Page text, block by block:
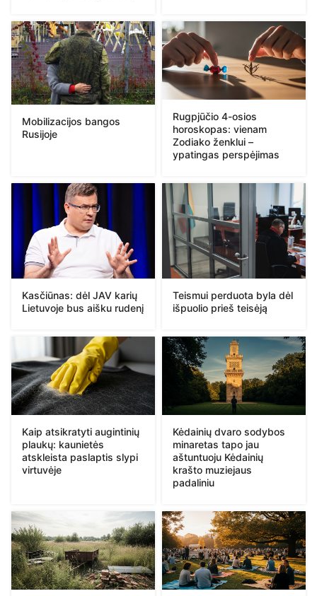
Mobilizacijos bangos
Rusijoje
Rugpjūčio 4-osios
horoskopas: vienam
Zodiako ženklui –
ypatingas perspėjimas
Kasčiūnas: dėl JAV karių
Lietuvoje bus aišku rudenį
Teismui perduota byla dėl
išpuolio prieš teisėją
Kaip atsikratyti augintinių
plaukų: kaunietės
atskleista paslaptis slypi
virtuvėje
Kėdainių dvaro sodybos
minaretas tapo jau
aštuntuoju Kėdainių
krašto muziejaus
padaliniu